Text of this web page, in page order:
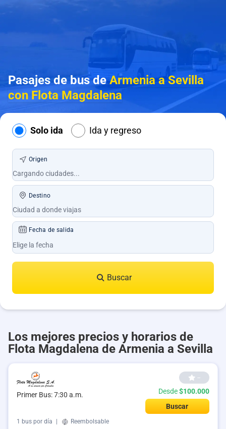
Pasajes de bus deArmenia a Sevilla
con Flota Magdalena
Solo ida Ida y regreso
Origen
Destino
Fecha de salida
Buscar
Los mejores precios y horarios de
Flota Magdalena de Armenia a Sevilla
Primer Bus: 7:30 a.m.
--
Desde$100.000
Buscar
1 bus por día Reembolsable